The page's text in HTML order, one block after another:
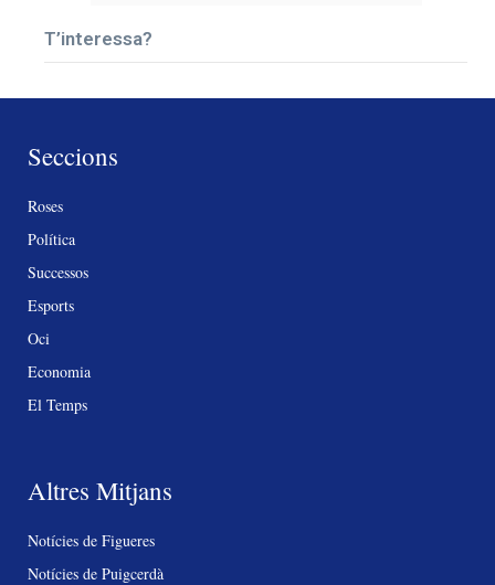
T’interessa?
Seccions
Roses
Política
Successos
Esports
Oci
Economia
El Temps
Altres Mitjans
Notícies de Figueres
Notícies de Puigcerdà